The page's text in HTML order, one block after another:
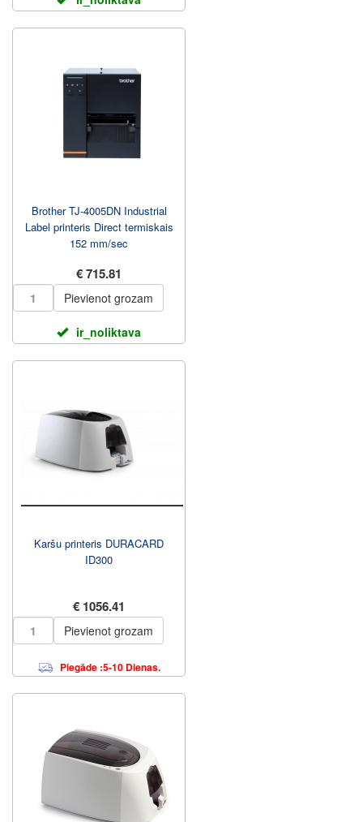
Brother TJ-4005DN Industrial
Label printeris Direct termiskais
152 mm/sec
€ 715.81
Pievienot grozam
ir_noliktava
Karšu printeris DURACARD
ID300
€ 1056.41
Pievienot grozam
Piegāde :5-10 Dienas.